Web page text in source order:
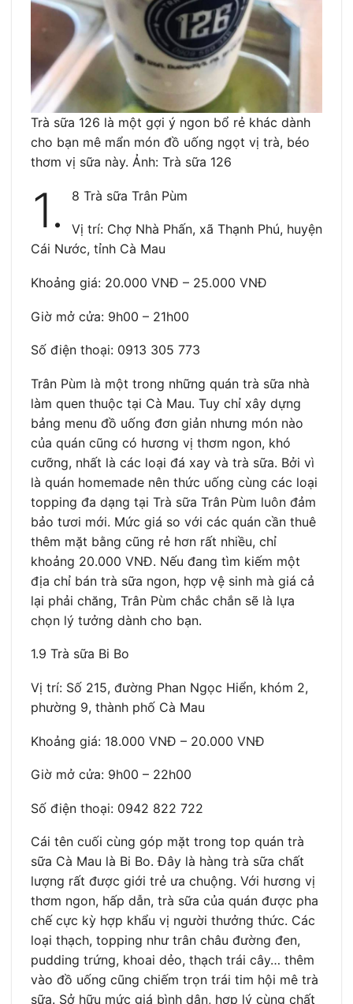
Trà sữa 126 là một gợi ý ngon bổ rẻ khác dành
cho bạn mê mẩn món đồ uống ngọt vị trà, béo
thơm vị sữa này. Ảnh: Trà sữa 126
1. 8 Trà sữa Trân Pùm
Vị trí: Chợ Nhà Phấn, xã Thạnh Phú, huyện
Cái Nước, tỉnh Cà Mau
Khoảng giá: 20.000 VNĐ – 25.000 VNĐ
Giờ mở cửa: 9h00 – 21h00
Số điện thoại: 0913 305 773
Trân Pùm là một trong những quán trà sữa nhà
làm quen thuộc tại Cà Mau. Tuy chỉ xây dựng
bảng menu đồ uống đơn giản nhưng món nào
của quán cũng có hương vị thơm ngon, khó
cưỡng, nhất là các loại đá xay và trà sữa. Bởi vì
là quán homemade nên thức uống cùng các loại
topping đa dạng tại Trà sữa Trân Pùm luôn đảm
bảo tươi mới. Mức giá so với các quán cần thuê
thêm mặt bằng cũng rẻ hơn rất nhiều, chỉ
khoảng 20.000 VNĐ. Nếu đang tìm kiếm một
địa chỉ bán trà sữa ngon, hợp vệ sinh mà giá cả
lại phải chăng, Trân Pùm chắc chắn sẽ là lựa
chọn lý tưởng dành cho bạn.
1.9 Trà sữa Bi Bo
Vị trí: Số 215, đường Phan Ngọc Hiển, khóm 2,
phường 9, thành phố Cà Mau
Khoảng giá: 18.000 VNĐ – 20.000 VNĐ
Giờ mở cửa: 9h00 – 22h00
Số điện thoại: 0942 822 722
Cái tên cuối cùng góp mặt trong top quán trà
sữa Cà Mau là Bi Bo. Đây là hàng trà sữa chất
lượng rất được giới trẻ ưa chuộng. Với hương vị
thơm ngon, hấp dẫn, trà sữa của quán được pha
chế cực kỳ hợp khẩu vị người thưởng thức. Các
loại thạch, topping như trân châu đường đen,
pudding trứng, khoai dẻo, thạch trái cây… thêm
vào đồ uống cũng chiếm trọn trái tim hội mê trà
sữa. Sở hữu mức giá bình dân, hợp lý cùng chất